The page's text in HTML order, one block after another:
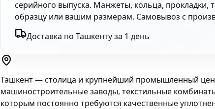
серийного выпуска. Манжеты, кольца, прокладки,
образцу или вашим размерам. Самовывоз с
Доставка по Ташкенту за 1 день
Ташкент — столица и крупнейший промышленный
машиностроительные заводы, текстильные
которым постоянно требуются качественные